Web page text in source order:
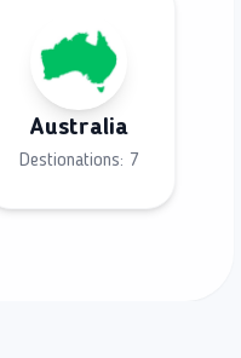
Australia
Destionations: 7